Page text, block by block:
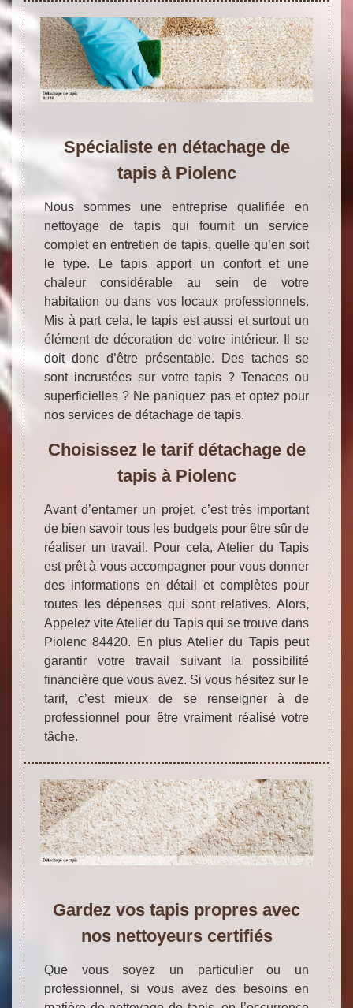
Spécialiste en détachage de
tapis à Piolenc
Nous sommes une entreprise qualifiée en
nettoyage de tapis qui fournit un service
complet en entretien de tapis, quelle qu’en soit
le type. Le tapis apport un confort et une
chaleur considérable au sein de votre
habitation ou dans vos locaux professionnels.
Mis à part cela, le tapis est aussi et surtout un
élément de décoration de votre intérieur. Il se
doit donc d’être présentable. Des taches se
sont incrustées sur votre tapis ? Tenaces ou
superficielles ? Ne paniquez pas et optez pour
nos services de détachage de tapis.
Choisissez le tarif détachage de
tapis à Piolenc
Avant d’entamer un projet, c’est très important
de bien savoir tous les budgets pour être sûr de
réaliser un travail. Pour cela, Atelier du Tapis
est prêt à vous accompagner pour vous donner
des informations en détail et complètes pour
toutes les dépenses qui sont relatives. Alors,
Appelez vite Atelier du Tapis qui se trouve dans
Piolenc 84420. En plus Atelier du Tapis peut
garantir votre travail suivant la possibilité
financière que vous avez. Si vous hésitez sur le
tarif, c’est mieux de se renseigner à de
professionnel pour être vraiment réalisé votre
tâche.
Gardez vos tapis propres avec
nos nettoyeurs certifiés
Que vous soyez un particulier ou un
professionnel, si vous avez des besoins en